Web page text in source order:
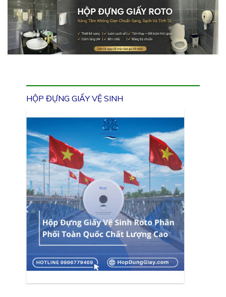
HỘP ĐỰNG GIẤY VỆ SINH